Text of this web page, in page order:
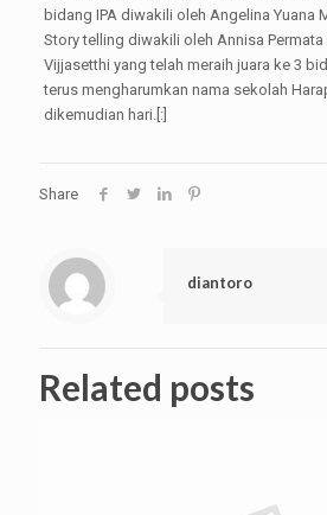
bidang IPA diwakili oleh Angelina Yuana
Story telling diwakili oleh Annisa Permata
Vijjasetthi yang telah meraih juara ke 3
terus mengharumkan nama sekolah
dikemudian hari.[:]
Share
diantoro
Related posts